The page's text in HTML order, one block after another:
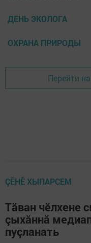
ДЕНЬ ЭКОЛОГА
ОХРАНА ПРИРОДЫ
Перейти
ÇӖНӖ ХЫПАРСЕМ
Тăван чӗлхене
çыхăннă
пуçланать